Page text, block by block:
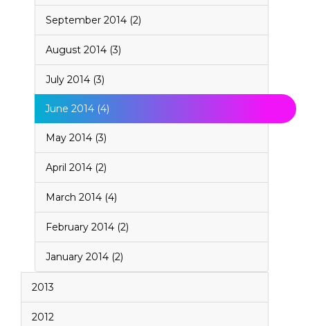
September 2014 (2)
August 2014 (3)
July 2014 (3)
June 2014 (4)
May 2014 (3)
April 2014 (2)
March 2014 (4)
February 2014 (2)
January 2014 (2)
2013
2012